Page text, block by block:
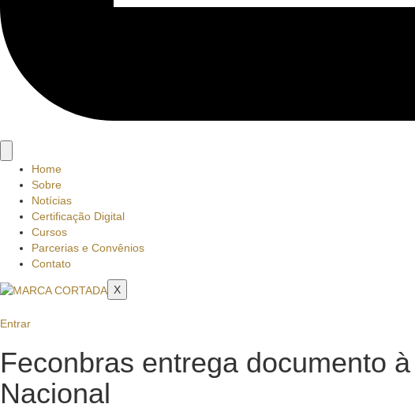
Home
Sobre
Notícias
Certificação Digital
Cursos
Parcerias e Convênios
Contato
X
Entrar
Feconbras entrega documento
Nacional